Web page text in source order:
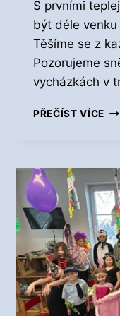
Ě
S prvními
být déle
Těšíme se z
Pozorujeme
vycházkách v
PŘEČÍST VÍCE J
V
E
Š
K
O
L
N
Í
D
R